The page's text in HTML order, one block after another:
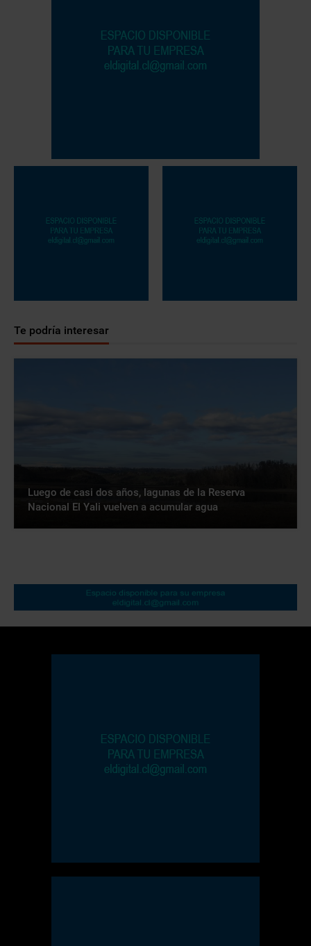
Te podría interesar
Luego de casi dos años, lagunas de la Reserva
Nacional El Yali vuelven a acumular agua